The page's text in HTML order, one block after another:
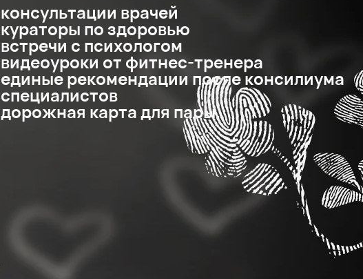
консультации врачей
кураторы по здоровью
встречи с психологом
видеоуроки от фитнес-тренера
единые рекомендации после консилиума
специалистов
дорожная карта для пары.